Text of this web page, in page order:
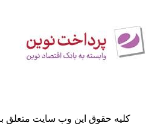
کلیه حقوق این وب سایت متعلق